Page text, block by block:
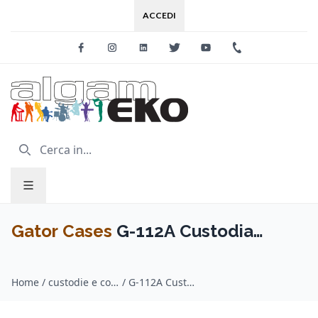
ACCEDI
FacebookInstagramLinkedinTwitter Youtube
Gator Cases G-112A Custodia
Home / custodie e cover amplificatori / Gator Cases / G-112A Custodia Combo 1x12 con maniglia e rotelle